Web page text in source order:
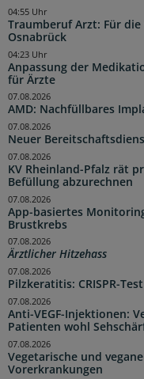
Traumberuf Arzt: Für
Osnabrück
04:55 Uhr
Anpassung der
für Ärzte
04:23 Uhr
AMD: Nachfüllbares
07.08.2026
Neuer
07.08.2026
KV Rheinland-Pfalz rät
Befüllung abzurechnen
07.08.2026
App-basiertes
Brustkrebs
07.08.2026
Ärztlicher Hitzehass
07.08.2026
Pilzkeratitis: CRISPR-
07.08.2026
Anti-VEGF-Injektionen:
Patienten wohl
07.08.2026
Vegetarische und
Vorerkrankungen
07.08.2026